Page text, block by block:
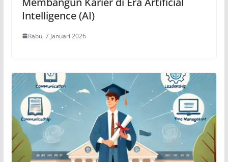
Intelligence (AI)
Rabu, 7 Januari 2026